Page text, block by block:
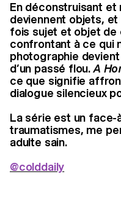
En déconstruisant
deviennent objets,
fois sujet et objet de
confrontant à ce qui
photographie
d’un passé flou.A
ce que signifie
dialogue silencieux
La série est un
traumatismes, me
adulte sain.
@colddaily